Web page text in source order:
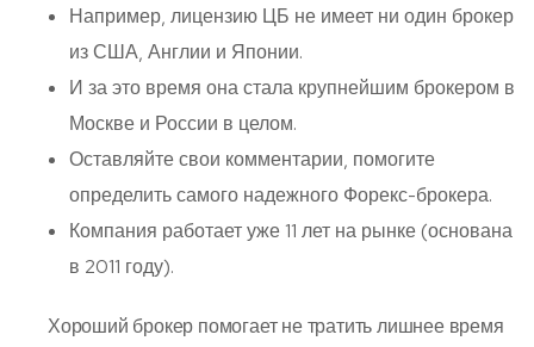
Например, лицензию ЦБ не имеет ни один брокер
из США, Англии и Японии.
И за это время она стала крупнейшим брокером в
Москве и России в целом.
Оставляйте свои комментарии, помогите
определить самого надежного Форекс-брокера.
Компания работает уже 11 лет на рынке (основана
в 2011 году).
Хороший брокер помогает не тратить лишнее время